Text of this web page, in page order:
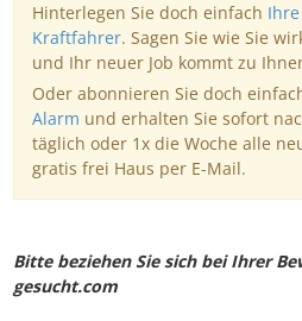
Hinterlegen Sie doch einfach
Kraftfahrer. Sagen Sie wie Sie
und Ihr neuer Job kommt zu
Oder abonnieren Sie doch
Alarm und erhalten Sie sofort
täglich oder 1x die Woche alle
gratis frei Haus per E-Mail.
Bitte beziehen Sie sich bei Ihrer
gesucht.com